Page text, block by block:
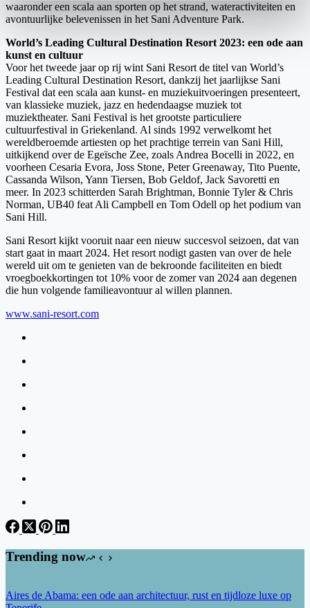
waaronder een scala aan sporten op het strand, wateractiviteiten en
avontuurlijke belevenissen in het Sani Adventure Park.
​World’s Leading Cultural Destination Resort 2023: een ode aan
kunst en cultuur
Voor het tweede jaar op rij wint Sani Resort de titel van World’s
Leading Cultural Destination Resort, dankzij het jaarlijkse Sani
Festival dat een scala aan kunst- en muziekuitvoeringen presenteert,
van klassieke muziek, jazz en hedendaagse muziek tot
muziektheater. Sani Festival is het grootste particuliere
cultuurfestival in Griekenland. Al sinds 1992 verwelkomt het
wereldberoemde artiesten op het prachtige terrein van Sani Hill,
uitkijkend over de Egeïsche Zee, zoals Andrea Bocelli in 2022, en
voorheen Cesaria Evora, Joss Stone, Peter Greenaway, Tito Puente,
Cassanda Wilson, Yann Tiersen, Bob Geldof, Jack Savoretti en
meer. In 2023 schitterden Sarah Brightman, Bonnie Tyler & Chris
Norman, UB40 feat Ali Campbell en Tom Odell op het podium van
Sani Hill.
Sani Resort kijkt vooruit naar een nieuw succesvol seizoen, dat van
start gaat in maart 2024. Het resort nodigt gasten van over de hele
wereld uit om te genieten van de bekroonde faciliteiten en biedt
vroegboekkortingen tot 10% voor de zomer van 2024 aan degenen
die hun volgende familieavontuur al willen plannen.
www.sani-resort.com
Trending now
Aires de Abama: een ode aan architectuur, rust en tijdloze luxe op